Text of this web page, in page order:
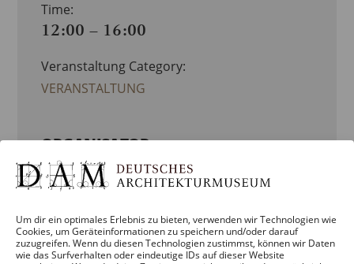
Um dir ein optimales Erlebnis zu bieten, verwenden wir Technologien wie
Cookies, um Geräteinformationen zu speichern und/oder darauf
zuzugreifen. Wenn du diesen Technologien zustimmst, können wir Daten
wie das Surfverhalten oder eindeutige IDs auf dieser Website
Time:
12:00 – 16:00
Veranstaltung Category:
VERANSTALTUNG
ORGANISATOR
DEUTSCHES ARCHITEKTURMUSEUM
Phone: